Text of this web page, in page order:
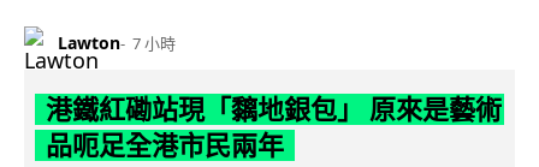
Lawton 7 小時
港鐵紅磡站現「黐地銀包」 原來是藝術
品呃足全港市民兩年